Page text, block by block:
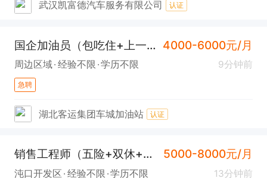
武汉凯富德汽车服务有限公司 认证
国企加油员（包吃住+上一休二+武昌区大东门） 4000-6000元/月
周边区域 经验不限 学历不限 9分钟前
急聘
湖北客运集团车城加油站 认证
销售工程师（五险+双休+可应届生+沌口） 5000-8000元/月
沌口开发区 经验不限 学历不限 13分钟前